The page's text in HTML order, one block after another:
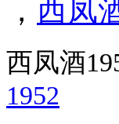
， 西凤
西凤酒
1952